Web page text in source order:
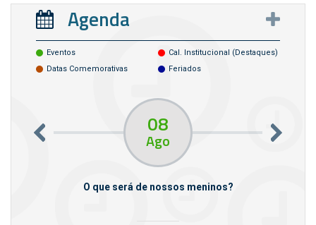
Agenda
Eventos
Cal. Institucional (destaques)
Datas Comemorativas
Feriados
08
Ago
O que será de nossos meninos?